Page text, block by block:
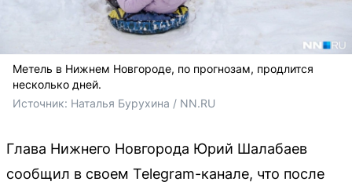
Метель в Нижнем Новгороде, по прогнозам, продлится
несколько дней.
Источник: Наталья Бурухина / NN.RU
Глава Нижнего Новгорода Юрий Шалабаев
сообщил в своем Telegram-канале, что после